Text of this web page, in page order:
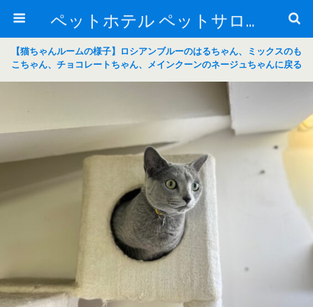
ペットホテル ペットサロン トリミングサロン 東京 ヌーノクラブのブログ
【猫ちゃんルームの様子】ロシアンブルーのはるちゃん、ミックスのも
こちゃん、チョコレートちゃん、メインクーンのネージュちゃんに戻る